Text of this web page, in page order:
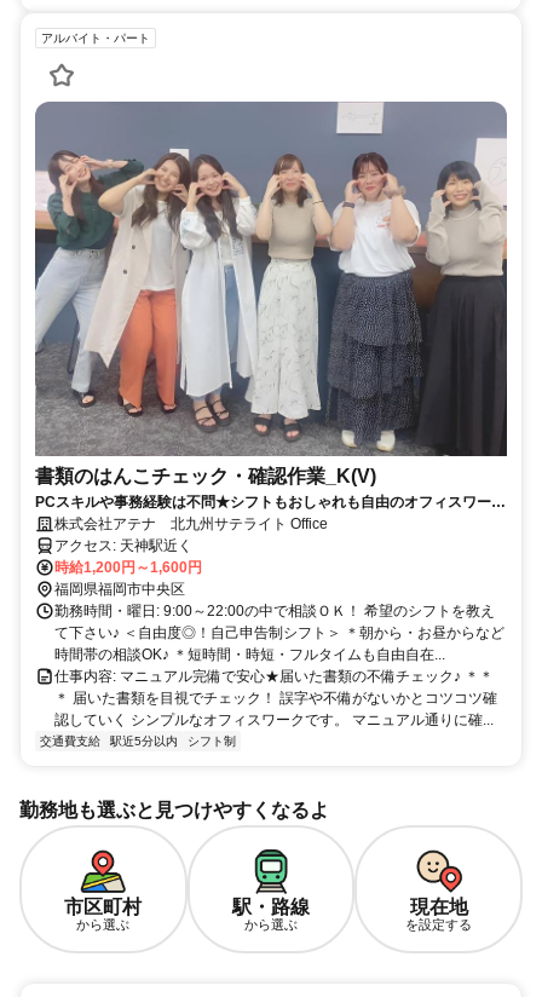
アルバイト・パート
書類のはんこチェック・確認作業_K(V)
PCスキルや事務経験は不問★シフトもおしゃれも自由のオフィスワー
ク！スタート日も相談OK★
株式会社アテナ 北九州サテライト Office
アクセス: 天神駅近く
時給1,200円～1,600円
福岡県福岡市中央区
勤務時間・曜日: 9:00～22:00の中で相談ＯＫ！ 希望のシフトを教え
て下さい♪ ＜自由度◎！自己申告制シフト＞ ＊朝から・お昼からなど
時間帯の相談OK♪ ＊短時間・時短・フルタイムも自由自在...
仕事内容: マニュアル完備で安心★届いた書類の不備チェック♪ ＊＊
＊ 届いた書類を目視でチェック！ 誤字や不備がないかとコツコツ確
認していく シンプルなオフィスワークです。 マニュアル通りに確...
交通費支給 駅近5分以内 シフト制
勤務地も選ぶと見つけやすくなるよ
市区町村
から選ぶ
駅・路線
から選ぶ
現在地
を設定する